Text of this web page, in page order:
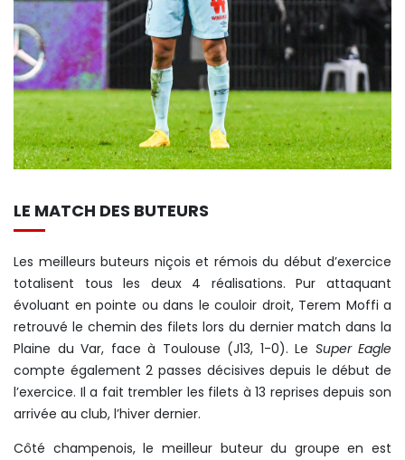
LE MATCH DES BUTEURS
Les meilleurs buteurs niçois et rémois du début d’exercice
totalisent tous les deux 4 réalisations. Pur attaquant
évoluant en pointe ou dans le couloir droit, Terem Moffi a
retrouvé le chemin des filets lors du dernier match dans la
Plaine du Var, face à Toulouse (J13, 1-0). Le Super Eagle
compte également 2 passes décisives depuis le début de
l’exercice. Il a fait trembler les filets à 13 reprises depuis son
arrivée au club, l’hiver dernier.
Côté champenois, le meilleur buteur du groupe en est